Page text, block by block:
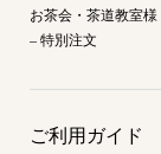
お茶会・茶道教室様
– 特別注文
ご利用ガイド